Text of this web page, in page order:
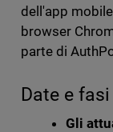
dell'app
browser
parte di
Date e
Gli